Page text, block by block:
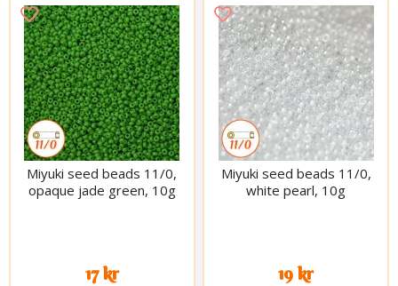
Miyuki seed beads 11/0,
opaque jade green, 10g
17 kr
Miyuki seed beads 11/0,
white pearl, 10g
19 kr